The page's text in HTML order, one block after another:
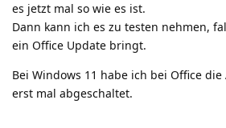
es jetzt mal so wie es ist.
Dann kann ich es zu testen nehmen,
ein Office Update bringt.
Bei Windows 11 habe ich bei Office
erst mal abgeschaltet.